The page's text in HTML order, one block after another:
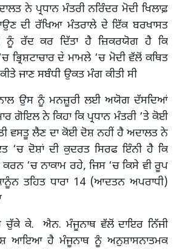
ਨੇ ਪ੍ਰਧਾਨ ਮੰਤਰੀ ਨਰਿੰਦਰ ਮੋਦੀ ਖਿਲਾਫ਼
ਦੀ ਰੱਖਿਆ ਮੰਤਰਾਲੇ ਦੇ ਇੱਕ ਬਰਖਾਸਤ
ਨੂੰ ਰੱਦ ਕਰ ਦਿੱਤਾ ਹੈ ਜ਼ਿਕਰਯੋਗ ਹੈ ਕਿ
ਭ੍ਰਿਸ਼ਟਾਚਾਰ ਦੇ ਮਾਮਲੇ ‘ਚ ਮੋਦੀ ਵੱਲੋਂ ਕਥਿਤ
ਜਾਣ ਸਬੰਧੀ ਉਕਤ ਮੰਗ ਕੀਤੀ ਸੀ
ਉਸ ਨੂੰ ਮਨਜ਼ੂਰੀ ਲਈ ਅਯੋਗ ਦੱਸਦਿਆਂ
ਗੋਇਲ ਨੇ ਕਿਹਾ ਕਿ ਪ੍ਰਧਾਨ ਮੰਤਰੀ ‘ਤੇ ਕੋਈ
ਵਸਤੂ ਲੈਣ ਦਾ ਕੋਈ ਦੋਸ਼ ਨਹੀਂ ਹੈ ਅਦਾਲਤ ਨੇ
‘ਚ ਦੋਸ਼ਾਂ ਦੀ ਕੁਦਰਤ ਸਿਰਫ ਇੰਨੀ ਹੈ ਕਿ
ਕਰਨ ‘ਚ ਨਾਕਾਮ ਰਹੇ, ਜਿਸ ‘ਚ ਕਿਸੇ ਵੀ ਰੂਪ
ਤਹਿਤ ਧਾਰਾ 14 (ਆਦਤਨ ਅਪਰਾਧੀ)
ਚੁੱਕੇ ਕੇ. ਐਨ. ਮੰਜੂਨਾਥ ਵੱਲੋਂ ਦਾਇਰ ਨਿੱਜੀ
ਆਇਆ ਹੈ ਮੰਜੂਨਾਥ ਨੂੰ ਅਨੁਸ਼ਾਸਨਾਤਮਕ